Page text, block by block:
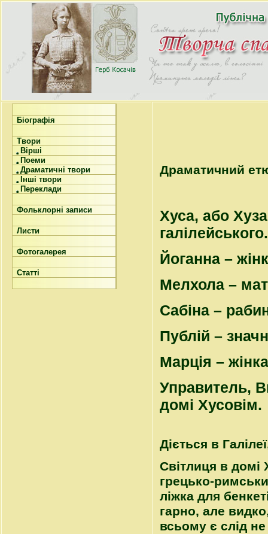
Біографія
Твори
Вірші
Поеми
Драматичні твори
Інші твори
Переклади
Фольклорні записи
Листи
Фотогалерея
Статті
Драматичний
Хуса, або
галілейського.
Йоганна –
Мелхола –
Сабіна –
Публій –
Mapція –
Управитель,
домі Хусовім.
Діється в
Світлиця в домі
грецько-
ліжка для
гарно, але
всьому є слід